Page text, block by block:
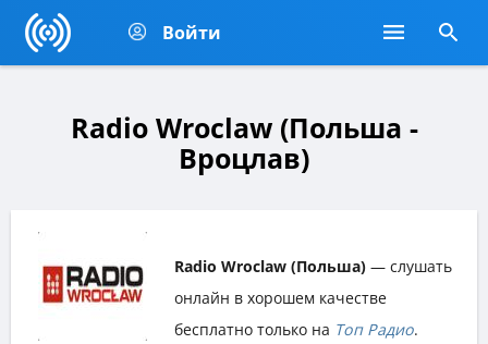
Войти
Radio Wroclaw (Польша -
Вроцлав)
Radio Wroclaw (Польша) — слушать
онлайн в хорошем качестве
бесплатно только на Топ Радио.